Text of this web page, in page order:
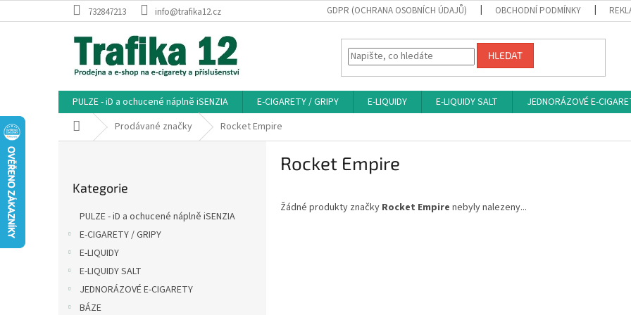
na
732847213 info@trafika12.cz GDPR (OCHRANA OSOBNÍCH ÚDAJŮ) OBCHODNÍ PODMÍNKY
HLEDAT
PULZE - iD a ochucené náplně iSENZIA E-CIGARETY / GRIPY E-LIQUIDY E-LIQUIDY SALT JEDNORÁZOVÉ E-
Domů Prodávané značky Rocket Empire
kategorie
Kategorie
PULZE - iD a ochucené náplně iSENZIA
E-CIGARETY / GRIPY
E-LIQUIDY
E-LIQUIDY SALT
JEDNORÁZOVÉ E-CIGARETY
BÁZE
Rocket Empire
Žádné produkty značky Rocket Empire nebyly nalezeny...